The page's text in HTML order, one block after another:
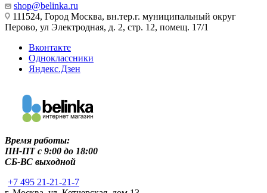
shop@belinka.ru
111524, Город Москва, вн.тер.г. муниципальный округ
Перово, ул Электродная, д. 2, стр. 12, помещ. 17/1
Вконтакте
Одноклассники
Яндекс.Дзен
Время работы:
ПН-ПТ c 9:00 до 18:00
СБ-ВС выходной
+7 495 21-21-21-7